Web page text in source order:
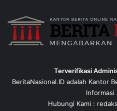
Terverifikasi
BeritaNasional.ID adalah Kantor
Informasi
Hubungi Kami :